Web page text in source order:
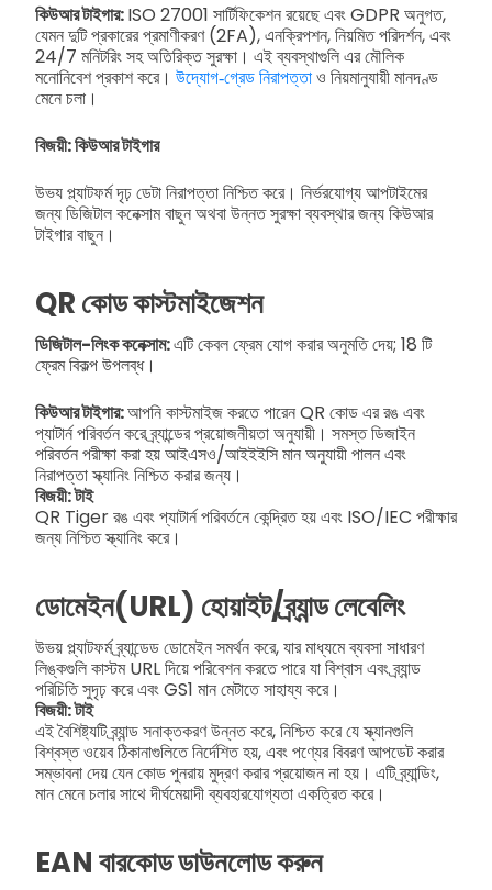
কিউআর টাইগার:ISO 27001 সার্টিফিকেশন রয়েছে এবং GDPR অনুগত,
যেমন দুটি প্রকারের প্রমাণীকরণ (2FA), এনক্রিপশন, নিয়মিত পরিদর্শন, এবং
24/7 মনিটরিং সহ অতিরিক্ত সুরক্ষা। এই ব্যবস্থাগুলি এর মৌলিক
মনোনিবেশ প্রকাশ করে। উদ্যোগ‑গ্রেড নিরাপত্তাও নিয়মানুযায়ী মানদণ্ড
মেনে চলা।
বিজয়ী: কিউআর টাইগার
উভয প্ল্যাটফর্ম দৃঢ় ডেটা নিরাপত্তা নিশ্চিত করে। নির্ভরযোগ্য আপটাইমের
জন্য ডিজিটাল কনেক্সাম বাছুন অথবা উন্নত সুরক্ষা ব্যবস্থার জন্য কিউআর
টাইগার বাছুন।
QR কোড কাস্টমাইজেশন
ডিজিটাল-লিংক কনেক্সাম:এটি কেবল ফ্রেম যোগ করার অনুমতি দেয়; 18 টি
ফ্রেম বিকল্প উপলব্ধ।
কিউআর টাইগার:আপনি কাস্টমাইজ করতে পারেন QR কোড এর রঙ এবং
প্যাটার্ন পরিবর্তন করে ব্র্যান্ডের প্রয়োজনীয়তা অনুযায়ী। সমস্ত ডিজাইন
পরিবর্তন পরীক্ষা করা হয় আইএসও/আইইইসি মান অনুযায়ী পালন এবং
নিরাপত্তা স্ক্যানিং নিশ্চিত করার জন্য।
বিজয়ী: টাই
QR Tiger রঙ এবং প্যাটার্ন পরিবর্তনে কেন্দ্রিত হয় এবং ISO/IEC পরীক্ষার
জন্য নিশ্চিত স্ক্যানিং করে।
ডোমেইন(URL) হোয়াইট/ব্র্যান্ড লেবেলিং
উভয় প্ল্যাটফর্ম ব্র্যান্ডেড ডোমেইন সমর্থন করে, যার মাধ্যমে ব্যবসা সাধারণ
লিঙ্কগুলি কাস্টম URL দিয়ে পরিবেশন করতে পারে যা বিশ্বাস এবং ব্র্যান্ড
পরিচিতি সুদৃঢ় করে এবং GS1 মান মেটাতে সাহায্য করে।
বিজয়ী: টাই
এই বৈশিষ্ট্যটি ব্র্যান্ড সনাক্তকরণ উন্নত করে, নিশ্চিত করে যে স্ক্যানগুলি
বিশ্বস্ত ওয়েব ঠিকানাগুলিতে নির্দেশিত হয়, এবং পণ্যের বিবরণ আপডেট করার
সম্ভাবনা দেয় যেন কোড পুনরায় মুদ্রণ করার প্রয়োজন না হয়। এটি ব্র্যান্ডিং,
মান মেনে চলার সাথে দীর্ঘমেয়াদী ব্যবহারযোগ্যতা একত্রিত করে।
EAN বারকোড ডাউনলোড করুন